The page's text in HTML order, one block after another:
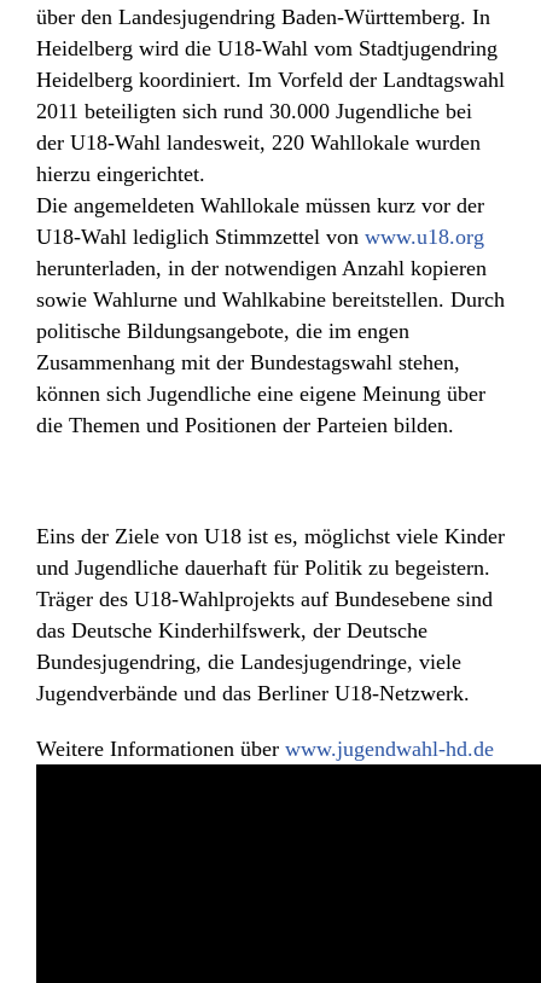
über den Landesjugendring Baden-Württemberg. In
Heidelberg wird die U18-Wahl vom Stadtjugendring
Heidelberg koordiniert. Im Vorfeld der Landtagswahl
2011 beteiligten sich rund 30.000 Jugendliche bei
der U18-Wahl landesweit, 220 Wahllokale wurden
hierzu eingerichtet.
Die angemeldeten Wahllokale müssen kurz vor der
U18-Wahl lediglich Stimmzettel von www.u18.org
herunterladen, in der notwendigen Anzahl kopieren
sowie Wahlurne und Wahlkabine bereitstellen. Durch
politische Bildungsangebote, die im engen
Zusammenhang mit der Bundestagswahl stehen,
können sich Jugendliche eine eigene Meinung über
die Themen und Positionen der Parteien bilden.
Eins der Ziele von U18 ist es, möglichst viele Kinder
und Jugendliche dauerhaft für Politik zu begeistern.
Träger des U18-Wahlprojekts auf Bundesebene sind
das Deutsche Kinderhilfswerk, der Deutsche
Bundesjugendring, die Landesjugendringe, viele
Jugendverbände und das Berliner U18-Netzwerk.
Weitere Informationen über www.jugendwahl-hd.de